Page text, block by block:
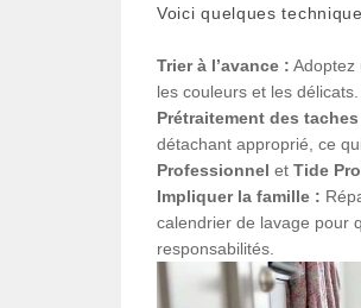
Voici quelques
Trier à l’avance : Adoptez
les couleurs et les
Prétraitement des taches
détachant approprié, ce
Professionnel et Tide
Impliquer la famille :
calendrier de lavage pour
responsabilités.